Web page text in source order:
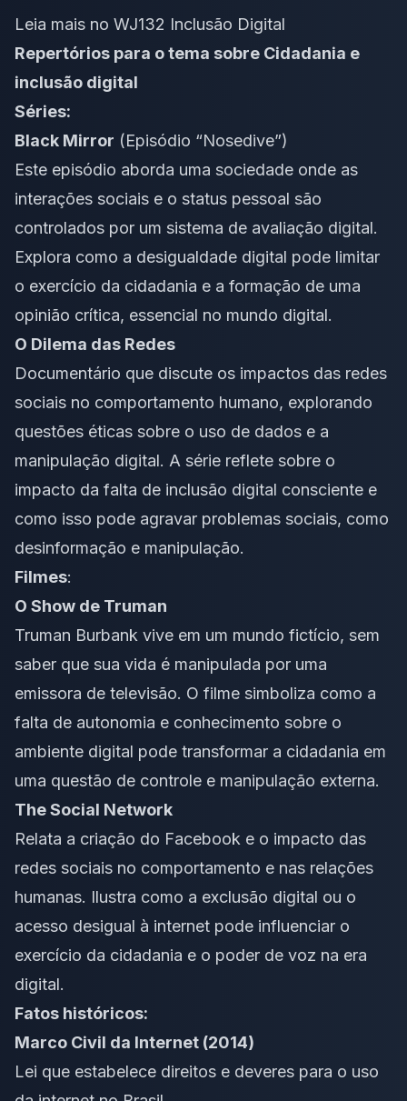
Leia mais no WJ132 Inclusão Digital
Repertórios para o tema sobre Cidadania e
inclusão digital
Séries:
Black Mirror (Episódio “Nosedive”)
Este episódio aborda uma sociedade onde as
interações sociais e o status pessoal são
controlados por um sistema de avaliação digital.
Explora como a desigualdade digital pode limitar
o exercício da cidadania e a formação de uma
opinião crítica, essencial no mundo digital.
O Dilema das Redes
Documentário que discute os impactos das redes
sociais no comportamento humano, explorando
questões éticas sobre o uso de dados e a
manipulação digital. A série reflete sobre o
impacto da falta de inclusão digital consciente e
como isso pode agravar problemas sociais, como
desinformação e manipulação.
Filmes:
O Show de Truman
Truman Burbank vive em um mundo fictício, sem
saber que sua vida é manipulada por uma
emissora de televisão. O filme simboliza como a
falta de autonomia e conhecimento sobre o
ambiente digital pode transformar a cidadania em
uma questão de controle e manipulação externa.
The Social Network
Relata a criação do Facebook e o impacto das
redes sociais no comportamento e nas relações
humanas. Ilustra como a exclusão digital ou o
acesso desigual à internet pode influenciar o
exercício da cidadania e o poder de voz na era
digital.
Fatos históricos:
Marco Civil da Internet (2014)
Lei que estabelece direitos e deveres para o uso